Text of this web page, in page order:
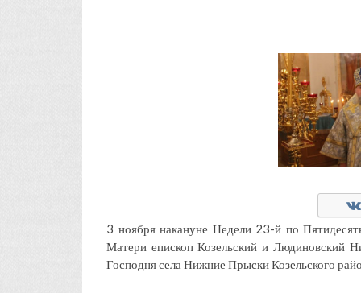
3 ноября накануне Недели 23-й по
Матери епископ Козельский и Людиновский
Господня села Нижние Прыски Козельского